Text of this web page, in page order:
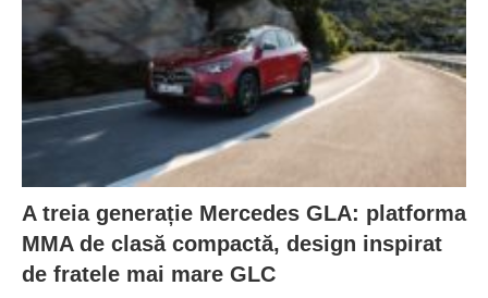
A treia generație Mercedes GLA: platforma
MMA de clasă compactă, design inspirat
de fratele mai mare GLC